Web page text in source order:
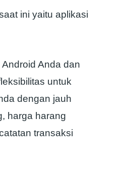
ini yaitu aplikasi
Anda dan
untuk
dengan jauh
harga harang
transaksi